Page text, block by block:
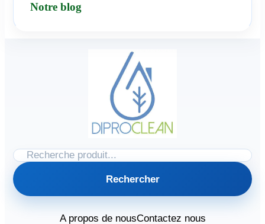
Notre blog
Rechercher
A propos de nousContactez nous